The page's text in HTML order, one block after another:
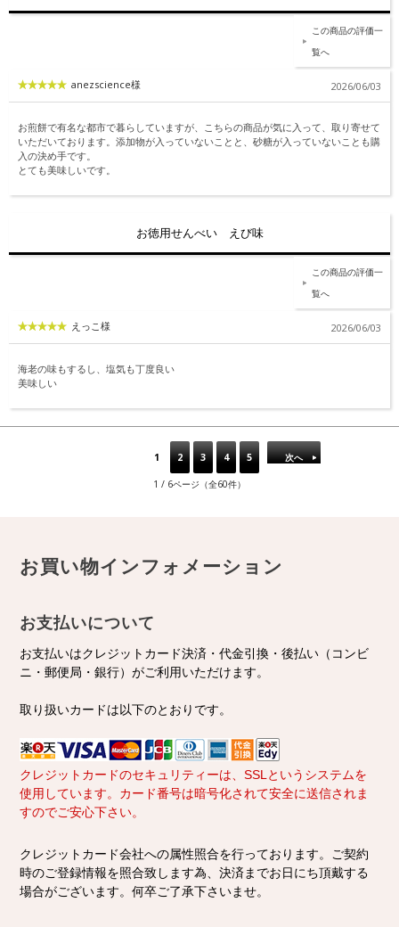
この商品の評価一
覧へ
anezscience様 2026/06/03
お煎餅で有名な都市で暮らしていますが、こちらの商品が気に入って、取り寄せて
いただいております。添加物が入っていないことと、砂糖が入っていないことも購
入の決め手です。
とても美味しいです。
お徳用せんべい えび味
この商品の評価一
覧へ
えっこ様 2026/06/03
海老の味もするし、塩気も丁度良い
美味しい
1 2 3 4 5 次へ
1 / 6ページ（全60件）
お買い物インフォメーション
お支払いについて
お支払いはクレジットカード決済・代金引換・後払い（コンビ
ニ・郵便局・銀行）がご利用いただけます。
取り扱いカードは以下のとおりです。
クレジットカードのセキュリティーは、SSLというシステムを
使用しています。カード番号は暗号化されて安全に送信されま
すのでご安心下さい。
クレジットカード会社への属性照合を行っております。ご契約
時のご登録情報を照合致します為、決済までお日にち頂戴する
場合がございます。何卒ご了承下さいませ。